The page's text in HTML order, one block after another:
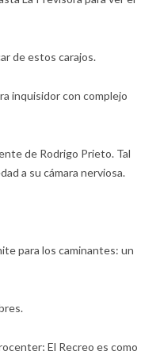
de estos carajos.
inquisidor con complejo
de Rodrigo Prieto. Tal
a su cámara nerviosa.
para los caminantes: un
El Recreo es como